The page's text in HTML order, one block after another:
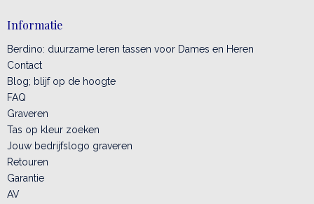
Informatie
Berdino: duurzame leren tassen voor Dames en Heren
Contact
Blog; blijf op de hoogte
FAQ
Graveren
Tas op kleur zoeken
Jouw bedrijfslogo graveren
Retouren
Garantie
AV